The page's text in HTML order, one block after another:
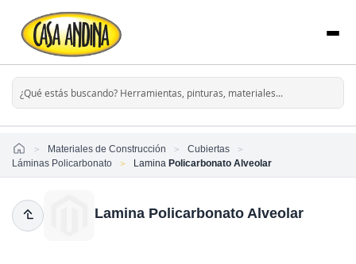
HomeMateriales de Construcción
Cubiertas
Láminas Policarbonato
Lamina Policarbonato Alveolar
Lamina Policarbonato Alveolar